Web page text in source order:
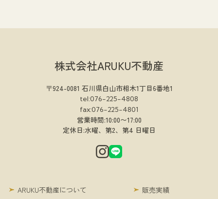
株式会社ARUKU不動産
〒924-0081 石川県白山市相木1丁目6番地1
tel:076-225-4808
fax:076-225-4801
営業時間:10:00〜17:00
定休日:水曜、第2、第4 日曜日
ARUKU不動産について 販売実績